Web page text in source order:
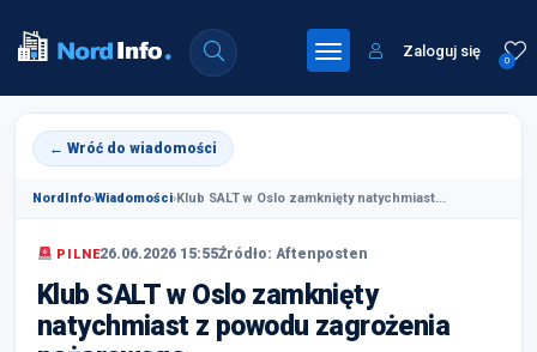
0
Zaloguj się
← Wróć do wiadomości
NordInfo›Wiadomości›Klub SALT w Oslo zamknięty natychmiast...
PILNE26.06.2026 15:55Źródło: Aftenposten
Klub SALT w Oslo zamknięty
natychmiast z powodu zagrożenia